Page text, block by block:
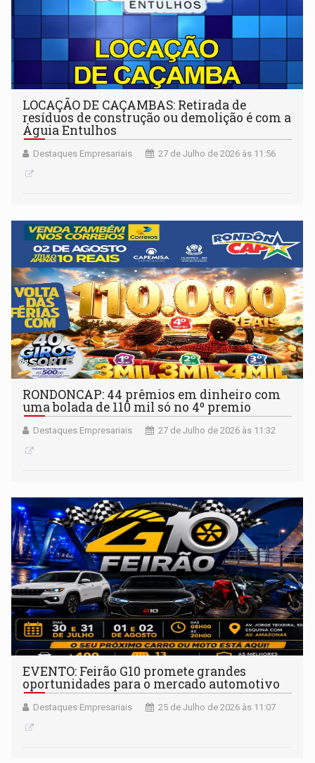
LOCAÇÃO DE CAÇAMBAS: Retirada de
resíduos de construção ou demolição é com a
Águia Entulhos
Destaques Empresariais 27 de Julho de 2026 às 11:56
RONDONCAP: 44 prêmios em dinheiro com
uma bolada de 110 mil só no 4º premio
Destaques Empresariais 27 de Julho de 2026 às 11:32
EVENTO: Feirão G10 promete grandes
oportunidades para o mercado automotivo
Destaques Empresariais 25 de Julho de 2026 às 11:07